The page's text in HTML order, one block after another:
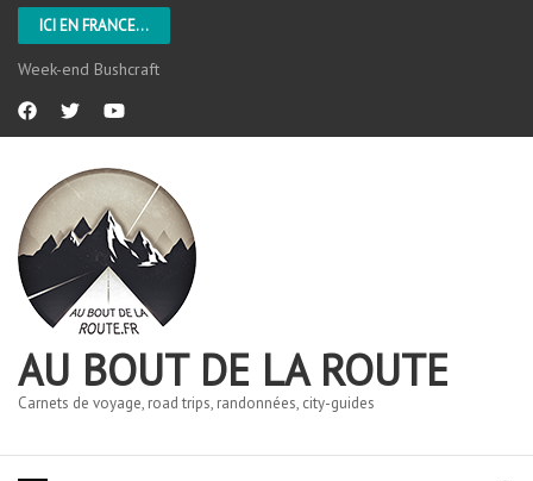
ICI EN FRANCE...
Week-end Bushcraft
AU BOUT DE LA ROUTE
Carnets de voyage, road trips, randonnées, city-guides